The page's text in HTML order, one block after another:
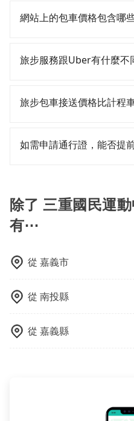
為2,760元。但如果全程
則每人平均花費約2,740元
出約60元的交通費，所以
說，預約tripool還是比較
50%的交通費用。
公里，超過還會額外加收
轎車花費為$5,500或九人
程車便宜，且在前往後壁
要開車的親友的遊玩興緻
國民運動中心還有段路，
做簽約與車體檢查，甚至
肖業者，還車時可能遭遇
tripool可省高達$5,300。
以上，無論在價格或服務
擇： 預算：不同交通工具
比較寬鬆且不介意耗時轉
車。 時間：需在特定時間
車，不趕時間即可選用大
則可搭乘大眾運輸。
網站上的包車價格包含哪
乘客險、司機小費、營業
旅步服務跟Uber有什麼不
中長程提供最優惠的價格
旅步包車接送價格比計程
遇塞車、停紅燈時等低速
如需申請通行證，能否提
在用車前一天才開始安排
提供服務司機和車輛資訊
可事先將您的需求寄至旅步
協助安排。」
除了 三重國民運
有⋯
從 嘉義市
從 南投縣
從 嘉義縣